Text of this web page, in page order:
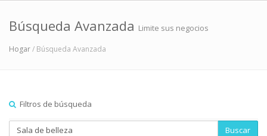
Búsqueda Avanzada Limite sus negocios
Hogar/ Búsqueda Avanzada
Filtros de búsqueda
Buscar